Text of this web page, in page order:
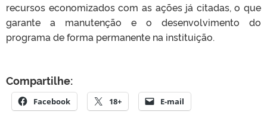
recursos economizados com as ações já citadas, o que
garante a manutenção e o desenvolvimento do
programa de forma permanente na instituição.
Compartilhe:
Facebook 18+ E-mail